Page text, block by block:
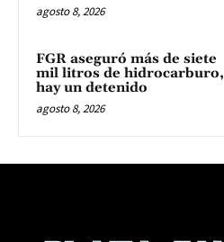
agosto 8, 2026
FGR aseguró más de siete
mil litros de hidrocarburo,
hay un detenido
agosto 8, 2026